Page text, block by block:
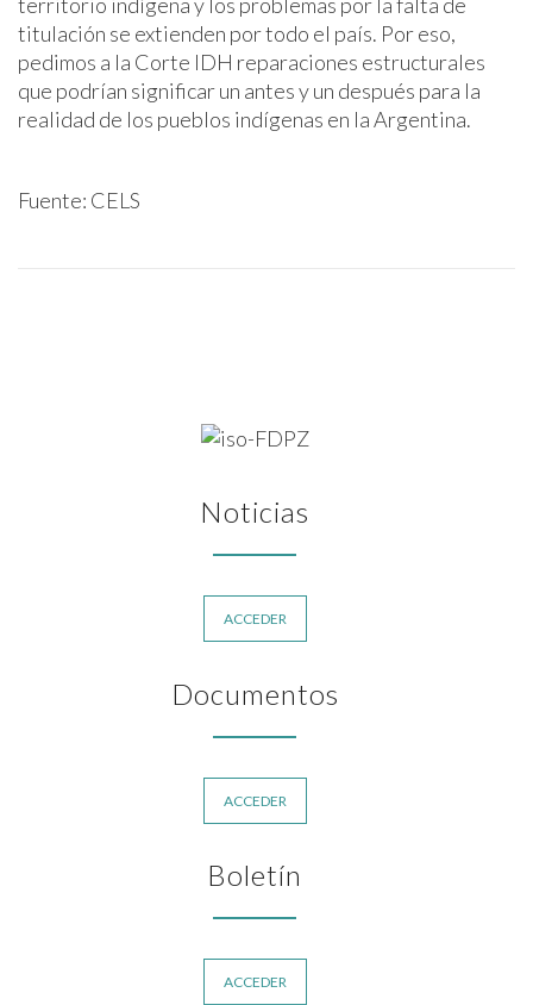
titulación se extienden por todo el país. Por eso,
pedimos a la Corte IDH reparaciones estructurales
que podrían significar un antes y un después para la
realidad de los pueblos indígenas en la Argentina.
Fuente: CELS
Noticias
ACCEDER
Documentos
ACCEDER
Boletín
ACCEDER